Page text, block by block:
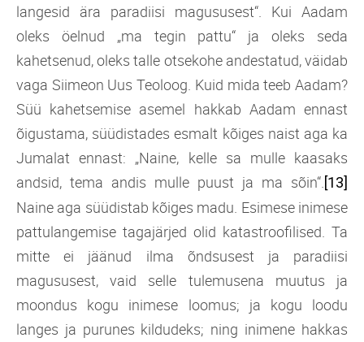
langesid ära paradiisi magususest“. Kui Aadam
oleks öelnud „ma tegin pattu“ ja oleks seda
kahetsenud, oleks talle otsekohe andestatud, väidab
vaga Siimeon Uus Teoloog. Kuid mida teeb Aadam?
Süü kahetsemise asemel hakkab Aadam ennast
õigustama, süüdistades esmalt kõiges naist aga ka
Jumalat ennast: „Naine, kelle sa mulle kaasaks
andsid, tema andis mulle puust ja ma sõin“. [13]
Naine aga süüdistab kõiges madu. Esimese inimese
pattulangemise tagajärjed olid katastroofilised. Ta
mitte ei jäänud ilma õndsusest ja paradiisi
magususest, vaid selle tulemusena muutus ja
moondus kogu inimese loomus; ja kogu loodu
langes ja purunes kildudeks; ning inimene hakkas